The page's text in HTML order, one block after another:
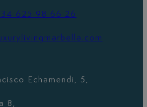
625 98 66 26
Echamendi, 5,
8,